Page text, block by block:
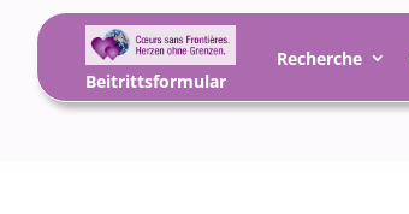
Recherche
Beitrittsformular